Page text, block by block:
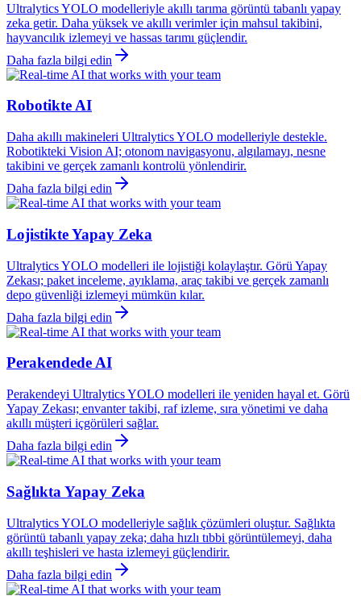
Ultralytics YOLO modelleriyle akıllı tarıma görüntü tabanlı yapay
zeka getir. Daha yüksek ve akıllı verimler için mahsul takibini,
hayvancılık izlemeyi ve hassas tarımı güçlendir.
Daha fazla bilgi edin
Robotikte AI
Daha akıllı makineleri Ultralytics YOLO modelleriyle destekle.
Robotikteki Vision AI; otonom navigasyonu, algılamayı, nesne
takibini ve gerçek zamanlı kontrolü yönlendirir.
Daha fazla bilgi edin
Lojistikte Yapay Zeka
Ultralytics YOLO modelleri ile lojistiği kolaylaştır. Görü Yapay
Zekası; paket inceleme, ayıklama, araç takibi ve gerçek zamanlı
depo güvenliği izlemeyi mümkün kılar.
Daha fazla bilgi edin
Perakendede AI
Perakendeyi Ultralytics YOLO modelleri ile yeniden hayal et. Görü
Yapay Zekası; envanter takibi, raf izleme, sıra yönetimi ve daha
akıllı müşteri içgörüleri sağlar.
Daha fazla bilgi edin
Sağlıkta Yapay Zeka
Ultralytics YOLO modelleriyle sağlık çözümleri oluştur. Sağlıkta
görüntü tabanlı yapay zeka; daha hızlı tıbbi görüntülemeyi, daha
akıllı teşhisleri ve hasta izlemeyi güçlendirir.
Daha fazla bilgi edin